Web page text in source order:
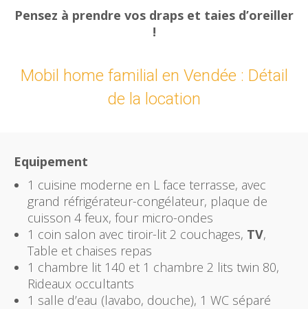
Pensez à prendre vos draps et taies d’oreiller
!
Mobil home familial en Vendée : Détail
de la location
Equipement
1 cuisine moderne en L face terrasse, avec
grand réfrigérateur-congélateur, plaque de
cuisson 4 feux, four micro-ondes
1 coin salon avec tiroir-lit 2 couchages, TV,
Table et chaises repas
1 chambre lit 140 et 1 chambre 2 lits twin 80,
Rideaux occultants
1 salle d’eau (lavabo, douche), 1 WC séparé